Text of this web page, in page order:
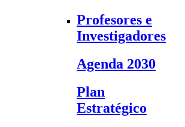
Profesores e
Investigadores
Agenda 2030
Plan
Estratégico